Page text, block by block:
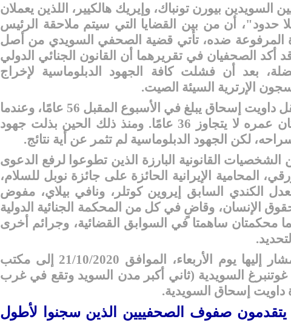
السويدين بيورن تونباك، وإيريك هالكيير، اللذين يعملان
حدود"، أن من بين القضايا التي سيتم ملاحقة الرئيس
المرفوعة ضده، تأتي قضية الصحفي السويدي من أصل
أكد الصحفيان في تقريرهما أن القانون الجنائي الدولي
بعد أن فشلت كافة الجهود الدبلوماسية لإخراج
الإرترية السيئة الصيت.
علمًا بأن الصحفي المعتقل داويت إسحاق يبلغ في الأسبوع المقبل 56 عامًا، وعندما
قُبض عليه في إرتريا، كان عمره لا يتجاوز 36 عامًا. ومنذ ذلك الحين بذلت جهود
لكن الجهود الدبلوماسية لم تثمر عن أية نتائج.
الشخصيات القانونية البارزة الذين تطوعوا لرفع الدعوى
المحامية الإيرانية الحائزة على جائزة نوبل للسلام،
الكندي السابق إيروين كوتلر، ونافي بيلاي، مفوض
الإنسان، وقاضٍ في كل من المحكمة الجنائية الدولية
محكمتان ساهمتا في السوابق القضائية، وجرائم أخرى
.
هذا وقدمت الدعوى المشار إليها يوم الأربعاء، الموافق 21/10/2020 إلى مكتب
غوتنبرغ السويدية (ثاني أكبر مدن السويد وتقع في غرب
داويت إسحاق السويدية.
يتقدمون صفوف الصحفييين الذين سجنوا لأطول